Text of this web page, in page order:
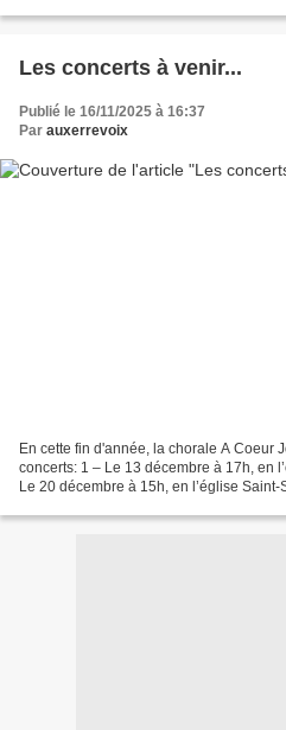
Les concerts à venir...
Publié le 16/11/2025 à 16:37
Par auxerrevoix
En cette fin d'année, la chorale A Coeur
concerts: 1 – Le 13 décembre à 17h, en
Le 20 décembre à 15h, en l’église Saint-